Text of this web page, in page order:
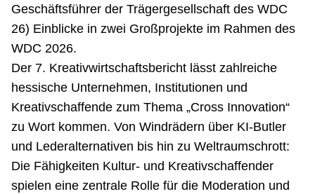
Geschäftsführer der Trägergesellschaft des WDC
26) Einblicke in zwei Großprojekte im Rahmen des
WDC 2026.
Der 7. Kreativwirtschaftsbericht lässt zahlreiche
hessische Unternehmen, Institutionen und
Kreativschaffende zum Thema „Cross Innovation“
zu Wort kommen. Von Windrädern über KI-Butler
und Lederalternativen bis hin zu Weltraumschrott:
Die Fähigkeiten Kultur- und Kreativschaffender
spielen eine zentrale Rolle für die Moderation und